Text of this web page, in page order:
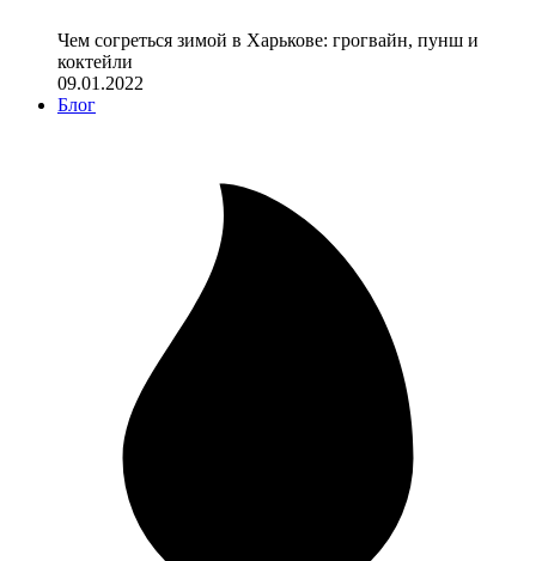
Чем согреться зимой в Харькове: грогвайн, пунш и
коктейли
09.01.2022
Блог